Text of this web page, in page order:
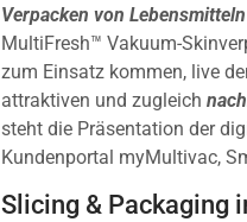
Verpacken von
MultiFresh™ Vakuum-
zum Einsatz kommen, live
attraktiven und zugleich
steht die Präsentation der
Kundenportal myMultivac,
Slicing & Packaging